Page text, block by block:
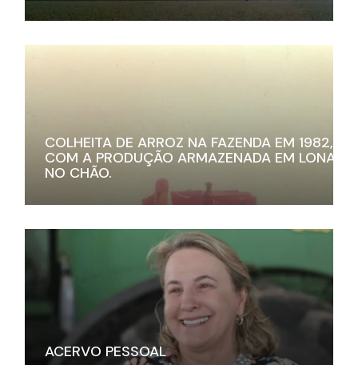
COLHEITA DE ARROZ NA FAZENDA EM 1982,
COM A PRODUÇÃO ARMAZENADA EM LONAS
NO CHÃO.
ACERVO PESSOAL